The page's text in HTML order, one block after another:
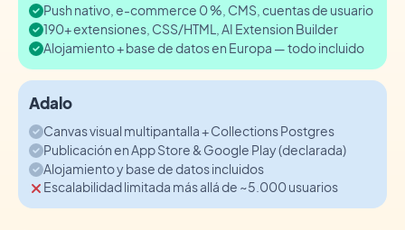
Push nativo, e-commerce 0 %, CMS, cuentas de usuario
190+ extensiones, CSS/HTML, AI Extension Builder
Alojamiento + base de datos en Europa — todo incluido
Adalo
Canvas visual multipantalla + Collections Postgres
Publicación en App Store & Google Play (declarada)
Alojamiento y base de datos incluidos
Escalabilidad limitada más allá de ~5.000 usuarios